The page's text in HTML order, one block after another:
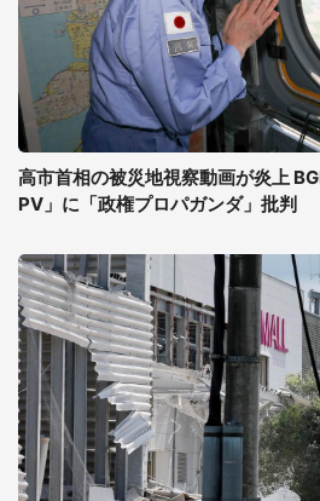
高市首相の被災地視察動画が炎上
PV」に「政権プロパガンダ」批判